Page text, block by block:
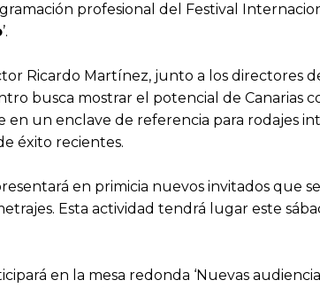
profesional del Festival
’.
Ricardo Martínez, junto a los directores
busca mostrar el potencial de Canarias
un enclave de referencia para rodajes
éxito recientes.
en primicia nuevos invitados que
Esta actividad tendrá lugar este
en la mesa redonda ‘Nuevas